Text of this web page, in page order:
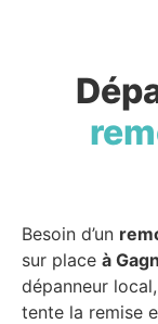
Besoin d’un
sur place à
dépanneur
tente la remise